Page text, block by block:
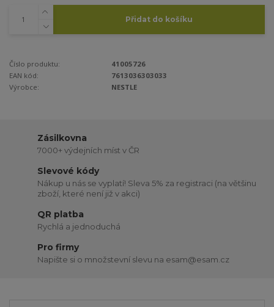
Přidat do košíku
Číslo produktu:
41005726
EAN kód:
7613036303033
Výrobce:
NESTLE
Zásilkovna
7000+ výdejních míst v ČR
Slevové kódy
Nákup u nás se vyplatí! Sleva 5% za registraci (na většinu
zboží, které není již v akci)
QR platba
Rychlá a jednoduchá
Pro firmy
Napište si o množstevní slevu na esam@esam.cz